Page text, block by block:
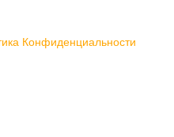
Конфиденциальности